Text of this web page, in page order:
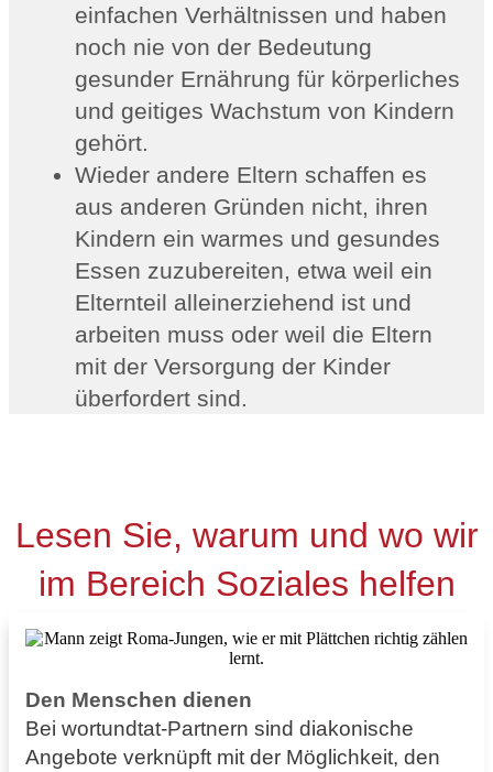
einfachen Verhältnissen und haben
noch nie von der Bedeutung
gesunder Ernährung für körperliches
und geitiges Wachstum von Kindern
gehört.
Wieder andere Eltern schaffen es
aus anderen Gründen nicht, ihren
Kindern ein warmes und gesundes
Essen zuzubereiten, etwa weil ein
Elternteil alleinerziehend ist und
arbeiten muss oder weil die Eltern
mit der Versorgung der Kinder
überfordert sind.
Lesen Sie, warum und wo wir
im Bereich Soziales helfen
Den Menschen dienen
Bei wortundtat-Partnern sind diakonische
Angebote verknüpft mit der Möglichkeit, den